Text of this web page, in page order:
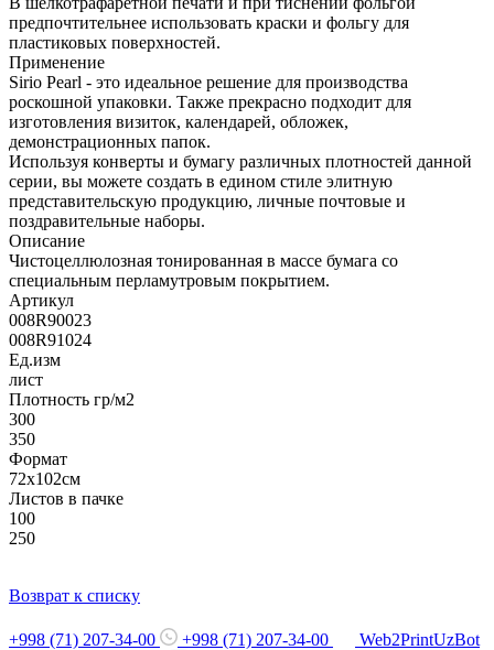
предпочтительнее использовать краски и фольгу для
пластиковых поверхностей.
Применение
Sirio Pearl - это идеальное решение для производства
роскошной упаковки. Также прекрасно подходит для
изготовления визиток, календарей, обложек,
демонстрационных папок.
Используя конверты и бумагу различных плотностей данной
серии, вы можете создать в едином стиле элитную
представительскую продукцию, личные почтовые и
поздравительные наборы.
Описание
Чистоцеллюлозная тонированная в массе бумага со
специальным перламутровым покрытием.
Артикул
008R90023
008R91024
Ед.изм
лист
Плотность гр/м2
300
350
Формат
72х102см
Листов в пачке
100
250
Возврат к списку
+998 (71) 207-34-00 +998 (71) 207-34-00
Web2PrintUzBot